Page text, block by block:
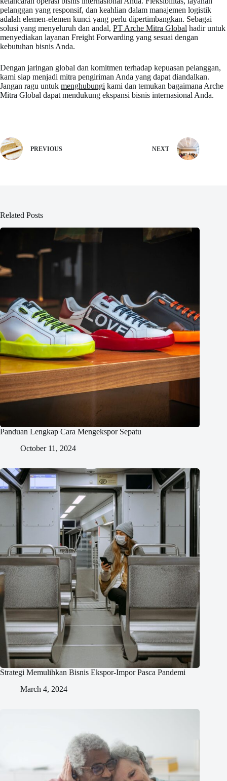
pelanggan yang responsif, dan keahlian dalam manajemen logistik
adalah elemen-elemen kunci yang perlu dipertimbangkan. Sebagai
solusi yang menyeluruh dan andal, PT Arche Mitra Global hadir untuk
menyediakan layanan Freight Forwarding yang sesuai dengan
kebutuhan bisnis Anda.
Dengan jaringan global dan komitmen terhadap kepuasan pelanggan,
kami siap menjadi mitra pengiriman Anda yang dapat diandalkan.
Jangan ragu untuk menghubungi kami dan temukan bagaimana Arche
Mitra Global dapat mendukung ekspansi bisnis internasional Anda.
PREVIOUS NEXT
Related Posts
Panduan Lengkap Cara Mengekspor Sepatu
October 11, 2024
Strategi Memulihkan Bisnis Ekspor-Impor Pasca Pandemi
March 4, 2024